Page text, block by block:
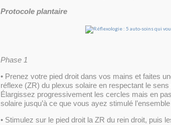
Protocole plantaire
Phase 1
• Prenez votre pied droit dans vos mains et faites
réflexe (ZR) du plexus solaire en respectant le sens
Élargissez progressivement les cercles mais en
solaire jusqu’à ce que vous ayez stimulé
• Stimulez sur le pied droit la ZR du rein droit, puis